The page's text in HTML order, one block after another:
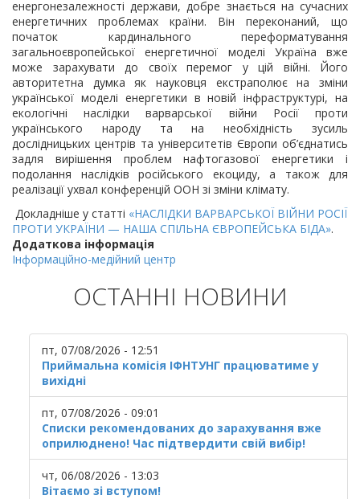
енергонезалежності держави, добре знається на сучасних
енергетичних проблемах країни. Він переконаний, що
початок кардинального переформатування
загальноєвропейської енергетичної моделі Україна вже
може зарахувати до своїх перемог у цій війні. Його
авторитетна думка як науковця екстраполює на зміни
української моделі енергетики в новій інфраструктурі, на
екологічні наслідки варварської війни Росії проти
українського народу та на необхідність зусиль
дослідницьких центрів та університетів Європи об’єднатись
задля вирішення проблем нафтогазової енергетики і
подолання наслідків російського екоциду, а також для
реалізації ухвал конференцій ООН зі зміни клімату.
Докладніше у статті «НАСЛІДКИ ВАРВАРСЬКОЇ ВІЙНИ РОСІЇ
ПРОТИ УКРАЇНИ — НАША СПІЛЬНА ЄВРОПЕЙСЬКА БІДА».
Додаткова інформація
Інформаційно-медійний центр
ОСТАННІ НОВИНИ
пт, 07/08/2026 - 12:51
Приймальна комісія ІФНТУНГ працюватиме у
вихідні
пт, 07/08/2026 - 09:01
Списки рекомендованих до зарахування вже
оприлюднено! Час підтвердити свій вибір!
чт, 06/08/2026 - 13:03
Вітаємо зі вступом!